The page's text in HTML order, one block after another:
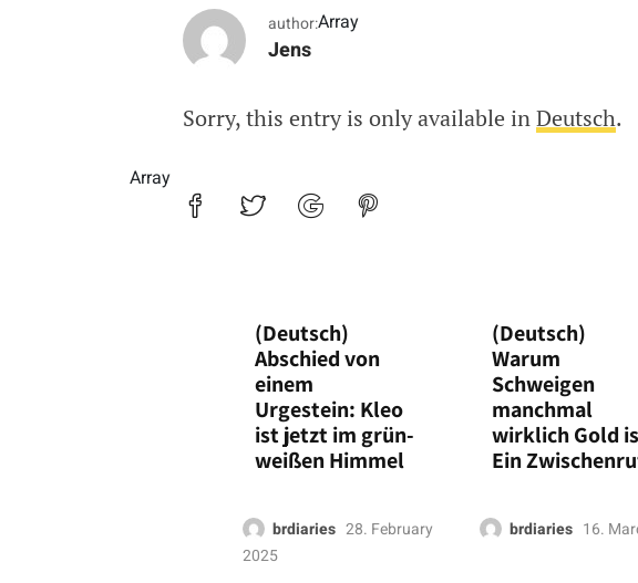
author:
Jens
Array
(Deutsch) Kuba-Beitrag in
Sorry, this entry is only available inDeutsch.
Array
(Deutsch)
Abschied von
einem
Urgestein: Kleo
ist jetzt im grün-
weißen Himmel
brdiaries 28. February
2025
(Deutsch)
Warum
Schweigen
manchmal
wirklich Gold
Ein
brdiaries 16.